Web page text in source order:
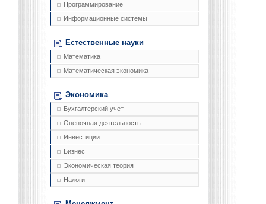
Программирование
Информационные системы
Естественные науки
Математика
Математическая экономика
Экономика
Бухгалтерский учет
Оценочная деятельность
Инвестиции
Бизнес
Экономическая теория
Налоги